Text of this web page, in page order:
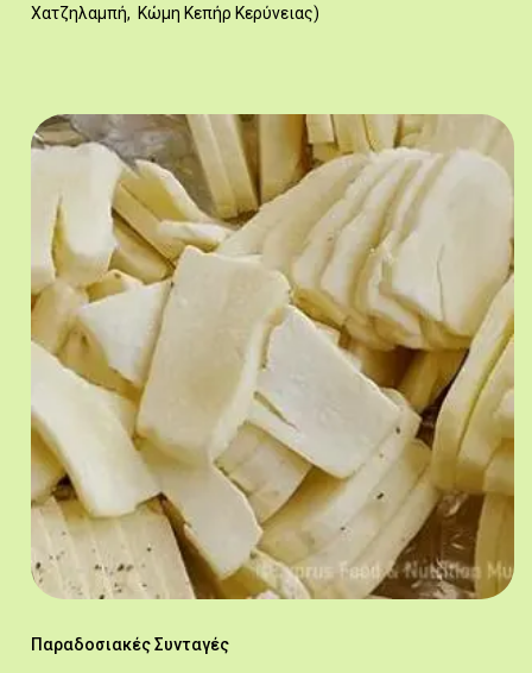
Χατζηλαμπή, Κώμη Κεπήρ Κερύνειας)
Παραδοσιακές Συνταγές